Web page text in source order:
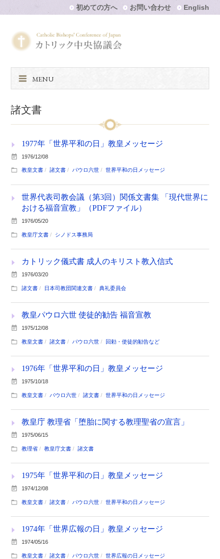
初めての方へ お問い合わせ English
MENU
諸文書
1977年「世界平和の日」教皇メッセージ
1976/12/08
教皇文書 諸文書 パウロ六世 世界平和の日メッセージ
世界代表司教会議（第3回）関係文書集 「現代世界に
おける福音宣教」（PDFファイル）
1976/05/20
教皇庁文書 シノドス事務局
カトリック儀式書 成人のキリスト教入信式
1976/03/20
諸文書 日本司教団関連文書 典礼委員会
教皇パウロ六世 使徒的勧告 福音宣教
1975/12/08
教皇文書 諸文書 パウロ六世 回勅・使徒的勧告など
1976年「世界平和の日」教皇メッセージ
1975/10/18
教皇文書 パウロ六世 諸文書 世界平和の日メッセージ
教皇庁 教理省「堕胎に関する教理聖省の宣言」
1975/06/15
教理省 教皇庁文書 諸文書
1975年「世界平和の日」教皇メッセージ
1974/12/08
教皇文書 諸文書 パウロ六世 世界平和の日メッセージ
1974年「世界広報の日」教皇メッセージ
1974/05/16
教皇文書 諸文書 パウロ六世 世界広報の日メッセージ